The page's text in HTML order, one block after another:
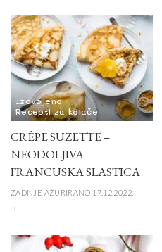
Izdvojeno
Recepti za kolače
CRÊPE SUZETTE –
NEODOLJIVA
FRANCUSKA SLASTICA
ZADNJE AŽURIRANO 17.12.2022.